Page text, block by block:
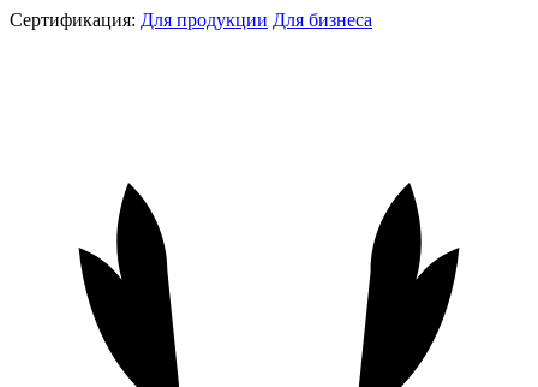
Сертификация: Для продукции Для бизнеса